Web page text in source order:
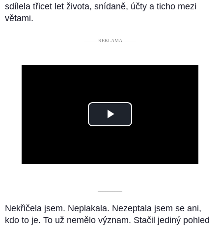
sdílela třicet let života, snídaně, účty a ticho mezi
větami.
––––– REKLAMA –––––
Play
––––––––––
Nekřičela jsem. Neplakala. Nezeptala jsem se ani,
kdo to je. To už nemělo význam. Stačil jediný pohled